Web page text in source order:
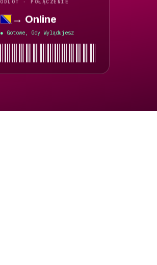
ODLOT · POŁĄCZENIE
Bośnia i Hercegowina
→ Online
● Gotowe, Gdy Wylądujesz